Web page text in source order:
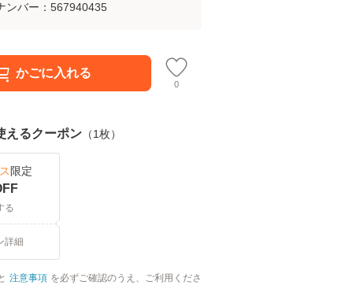
ンバー： 567940435
かごに入れる
0
えるクーポン （1枚）
限定
る
詳細
注意事項 を必ずご確認のうえ、ご利用くださ